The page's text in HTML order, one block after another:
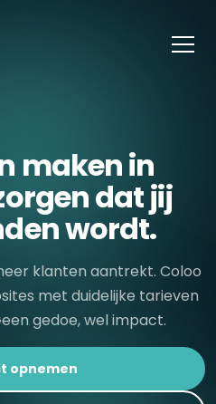
maken in
dat jij
wordt.
klanten aantrekt. Coloo
met duidelijke tarieven
gedoe, wel impact.
opnemen